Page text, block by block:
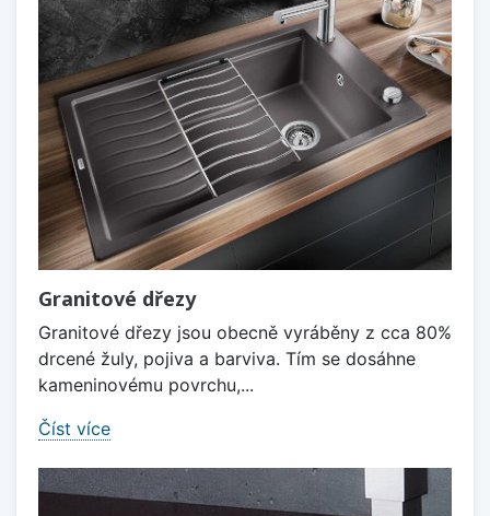
Granitové dřezy
Granitové dřezy jsou obecně vyráběny z cca 80%
drcené žuly, pojiva a barviva. Tím se dosáhne
kameninovému povrchu,...
Číst více